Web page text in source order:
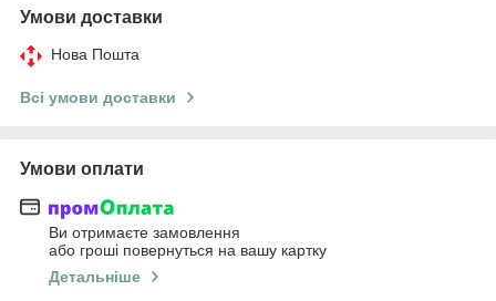
Умови доставки
Нова Пошта
Всі умови доставки
Умови оплати
Ви отримаєте замовлення
або гроші повернуться на вашу картку
Детальніше